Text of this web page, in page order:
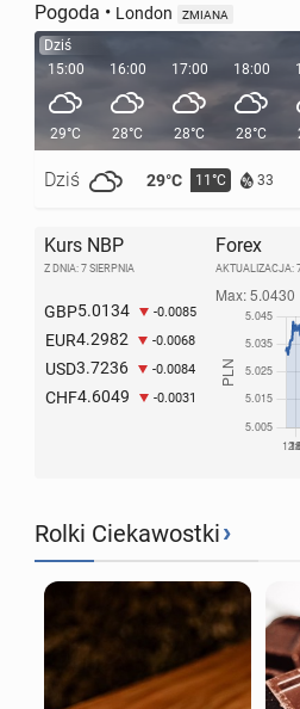
Pogoda • London ZMIANA
Dziś
15:00
29°C
Dziś 29°C 11°C 33
16:00
28°C
17:00
28°C
18:00
28°C
Kurs NBP
Z DNIA: 7 SIERPNIA
GBP5.0134 -0.0085
EUR4.2982 -0.0068
USD3.7236 -0.0084
CHF4.6049 -0.0031
Forex
AKTUALIZACJA:
Rolki Ciekawostki›